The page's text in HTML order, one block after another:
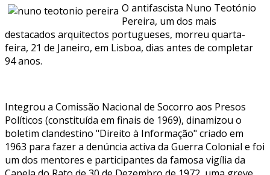
O antifascista Nuno Teotónio
Pereira, um dos mais
destacados arquitectos portugueses, morreu quarta-
feira, 21 de Janeiro, em Lisboa, dias antes de completar
94 anos.
Integrou a Comissão Nacional de Socorro aos Presos
Políticos (constituída em finais de 1969), dinamizou o
boletim clandestino "Direito à Informação" criado em
1963 para fazer a denúncia activa da Guerra Colonial e foi
um dos mentores e participantes da famosa vigília da